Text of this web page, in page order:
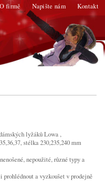
O firmě Napište nám Kontakt
lyžáků Lowa ,
stélka 230,235,240 mm
nepoužité, různé typy a
prohlédnout a vyzkoušet v prodejně